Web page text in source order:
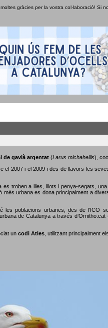
gràcies per la vostra col·laboració! Si
de gavià argentat(Larus michahellis),
el 2007 i el 2009 i des de llavors les
troben a illes, illots i penya-segats,
més urbana es dona principalment a
poblacions urbanes, des de l'ICO
de Catalunya a través
un codi Atles , utilitzant principalment